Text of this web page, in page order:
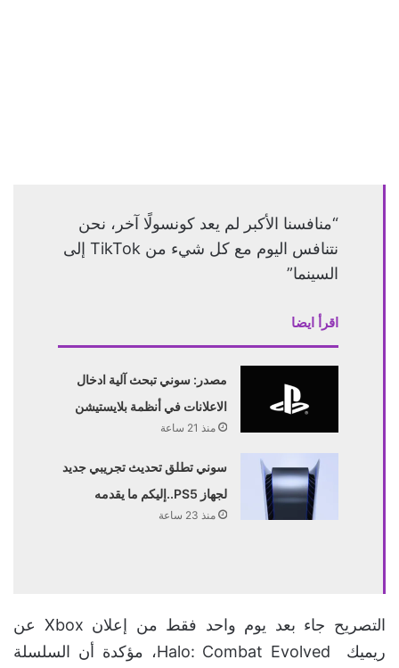
“منافسنا الأكبر لم يعد كونسولًا آخر، نحن
نتنافس اليوم مع كل شيء من TikTok إلى
السينما”
اقرأ ايضا
مصدر: سوني تبحث آلية ادخال
الاعلانات في أنظمة بلايستيشن
منذ 21 ساعة
سوني تطلق تحديث تجريبي جديد
لجهاز PS5..إليكم ما يقدمه
منذ 23 ساعة
التصريح جاء بعد يوم واحد فقط من إعلان Xbox عن
ريميك Halo: Combat Evolved، مؤكدة أن السلسلة